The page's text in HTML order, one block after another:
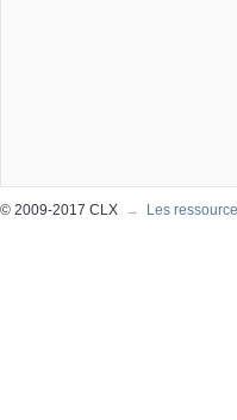
© 2009-2017 CLX → Les